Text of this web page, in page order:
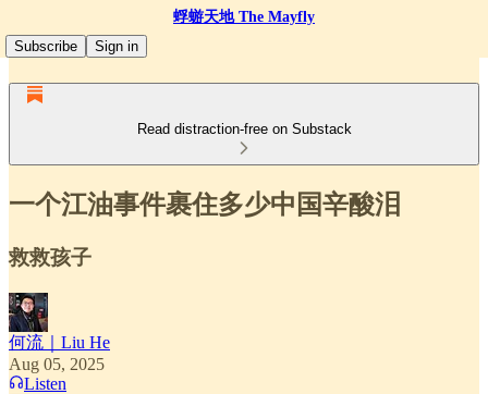
蜉蝣天地 The Mayfly
Subscribe
Sign in
Read distraction-free on Substack
一个江油事件裹住多少中国辛酸泪
救救孩子
何流｜Liu He
Aug 05, 2025
Listen